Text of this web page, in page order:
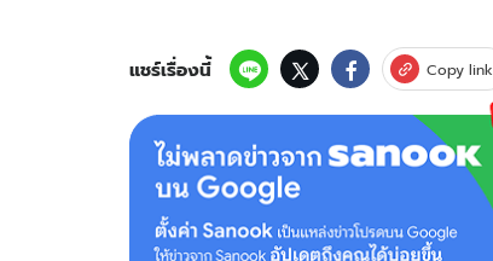
แชร์เรื่องนี้ Copy link